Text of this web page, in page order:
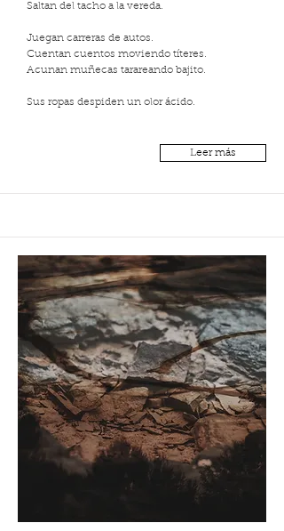
Saltan del tacho a la vereda.
Juegan carreras de autos.
Cuentan cuentos moviendo títeres.
Acunan muñecas tarareando bajito.
Sus ropas despiden un olor ácido.
Leer más